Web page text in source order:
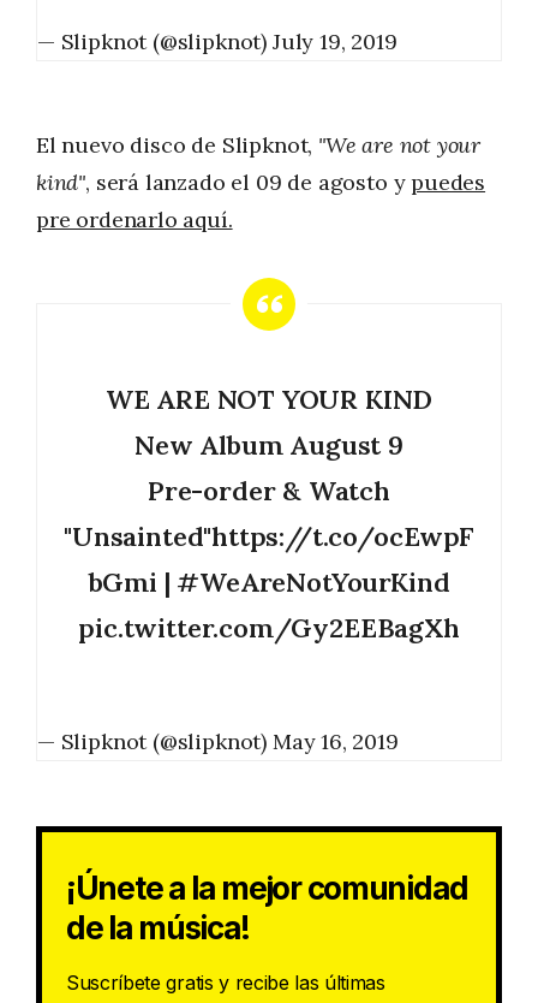
— Slipknot (@slipknot) July 19, 2019
El nuevo disco de Slipknot, "We are not your
kind", será lanzado el 09 de agosto ypuedes
pre ordenarlo aquí.
WE ARE NOT YOUR KIND
New Album August 9
Pre-order & Watch
"Unsainted"https://t.co/ocEwpF
bGmi | #WeAreNotYourKind
pic.twitter.com/Gy2EEBagXh
— Slipknot (@slipknot) May 16, 2019
¡Únete a la mejor comunidad
de la música!
Suscríbete gratis y recibe las últimas